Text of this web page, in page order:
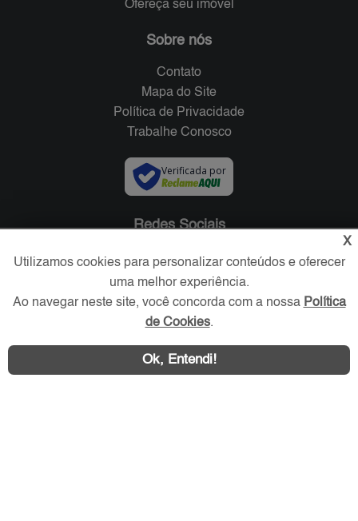
Ofereça seu imóvel
Sobre nós
Contato
Mapa do Site
Política de Privacidade
Trabalhe Conosco
Verificada por
Redes Sociais
X
Utilizamos cookies para personalizar conteúdos e oferecer
uma melhor experiência.
Ao navegar neste site, você concorda com a nossa Política
de Cookies.
Ok, Entendi!